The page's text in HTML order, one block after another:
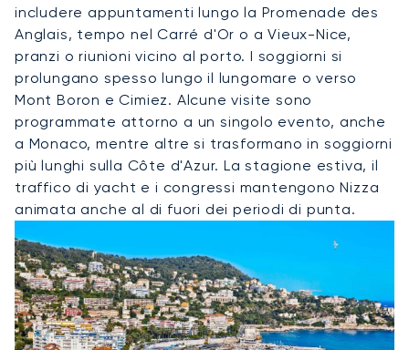
includere appuntamenti lungo la Promenade des
Anglais, tempo nel Carré d'Or o a Vieux-Nice,
pranzi o riunioni vicino al porto. I soggiorni si
prolungano spesso lungo il lungomare o verso
Mont Boron e Cimiez. Alcune visite sono
programmate attorno a un singolo evento, anche
a Monaco, mentre altre si trasformano in soggiorni
più lunghi sulla Côte d'Azur. La stagione estiva, il
traffico di yacht e i congressi mantengono Nizza
animata anche al di fuori dei periodi di punta.